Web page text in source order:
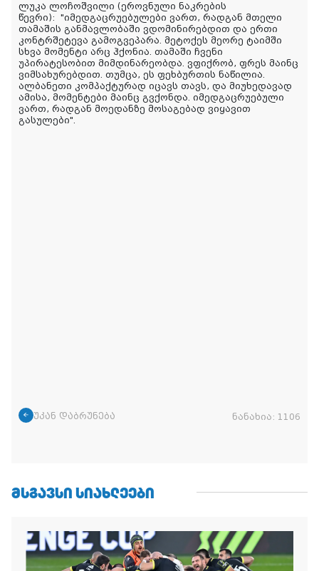
ლუკა ლოჩოშვილი (ეროვნული ნაკრების
წევრი): "იმედგაცრუებულები ვართ, რადგან მთელი
თამაშის განმავლობაში ვდომინირებდით და ერთი
კონტრშეტევა გამოგვეპარა. მეტოქეს მეორე ტაიმში
სხვა მომენტი არც ჰქონია. თამაში ჩვენი
უპირატესობით მიმდინარეობდა. ვფიქრობ, ფრეს მაინც
ვიმსახურებდით. თუმცა, ეს ფეხბურთის ნაწილია.
ალბანეთი კომპაქტურად იცავს თავს, და მიუხედავად
ამისა, მომენტები მაინც გვქონდა. იმედგაცრუებული
ვართ, რადგან მოედანზე მოსაგებად ვიყავით
გასულები".
უკან დაბრუნება ნანახია: 1106
ᲛᲡᲒᲐᲕᲡᲘ ᲡᲘᲐᲮᲚᲔᲔᲑᲘ